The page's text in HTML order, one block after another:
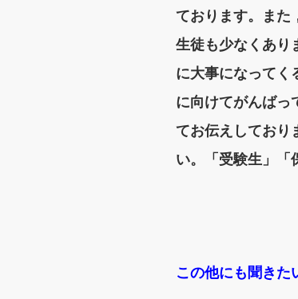
ております。また
生徒も少なくあり
に大事になってく
に向けてがんばっ
てお伝えしており
い。「受験生」「
この他にも聞きた